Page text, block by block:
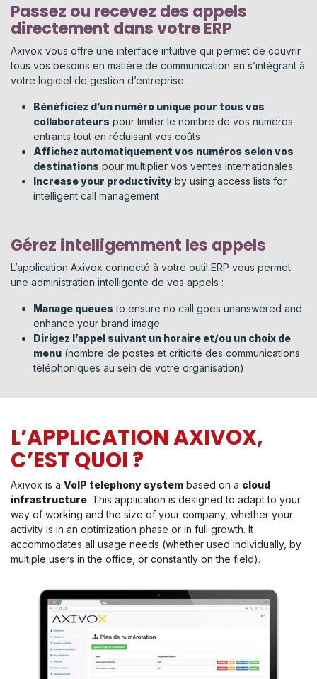
Passez ou recevez des appels
directement dans votre ERP
Axivox vous offre une interface intuitive qui permet de couvrir
tous vos besoins en matière de communication en s’intégrant à
votre logiciel de gestion d’entreprise :
Bénéficiez d’un numéro unique pour tous vos
collaborateurs pour limiter le nombre de vos numéros
entrants tout en réduisant vos coûts
Affichez automatiquement vos numéros selon vos
destinations pour multiplier vos ventes internationales
Increase your productivity by using access lists for
intelligent call management
Gérez intelligemment les appels
L’application Axivox connecté à votre outil ERP vous permet
une administration intelligente de vos appels :
Manage queues to ensure no call goes unanswered and
enhance your brand image
Dirigez l’appel suivant un horaire et/ou un choix de
menu (nombre de postes et criticité des communications
téléphoniques au sein de votre organisation)
L’APPLICATION AXIVOX,
C’EST QUOI ?
Axivox is a VoIP telephony system based on a cloud
infrastructure. This application is designed to adapt to your
way of working and the size of your company, whether your
activity is in an optimization phase or in full growth. It
accommodates all usage needs (whether used individually, by
multiple users in the office, or constantly on the field).